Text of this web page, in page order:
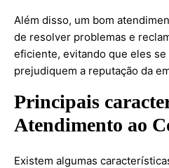
Além disso, um bom
de resolver problemas e
eficiente, evitando que eles
prejudiquem a reputação da
Principais
Atendimento ao
Existem algumas